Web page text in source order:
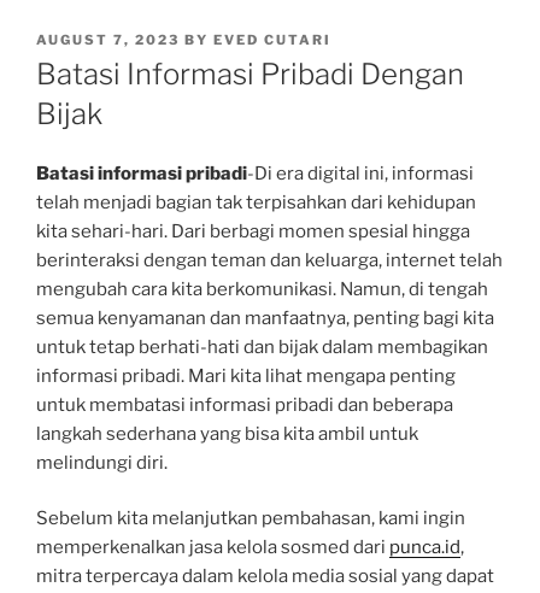
POSTED
ON
AUGUST 7, 2023 BY EVED CUTARI
Batasi Informasi Pribadi Dengan
Bijak
Batasi informasi pribadi-Di era digital ini, informasi
telah menjadi bagian tak terpisahkan dari kehidupan
kita sehari-hari. Dari berbagi momen spesial hingga
berinteraksi dengan teman dan keluarga, internet telah
mengubah cara kita berkomunikasi. Namun, di tengah
semua kenyamanan dan manfaatnya, penting bagi kita
untuk tetap berhati-hati dan bijak dalam membagikan
informasi pribadi. Mari kita lihat mengapa penting
untuk membatasi informasi pribadi dan beberapa
langkah sederhana yang bisa kita ambil untuk
melindungi diri.
Sebelum kita melanjutkan pembahasan, kami ingin
memperkenalkan jasa kelola sosmed dari punca.id,
mitra terpercaya dalam kelola media sosial yang dapat